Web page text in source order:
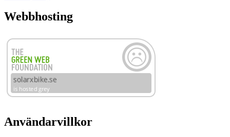
Webbhosting
Användarvillkor